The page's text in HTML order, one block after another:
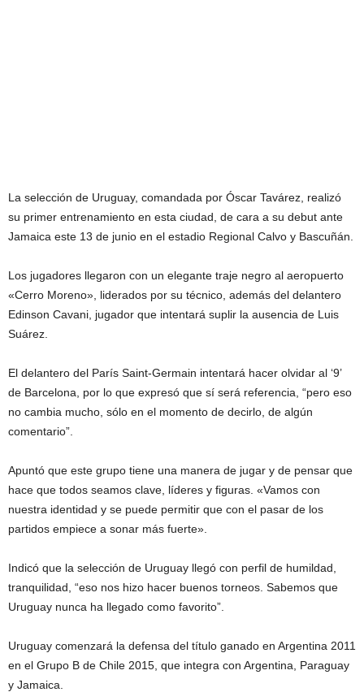
La selección de Uruguay, comandada por Óscar Tavárez, realizó
su primer entrenamiento en esta ciudad, de cara a su debut ante
Jamaica este 13 de junio en el estadio Regional Calvo y Bascuñán.
Los jugadores llegaron con un elegante traje negro al aeropuerto
«Cerro Moreno», liderados por su técnico, además del delantero
Edinson Cavani, jugador que intentará suplir la ausencia de Luis
Suárez.
El delantero del París Saint-Germain intentará hacer olvidar al ‘9’
de Barcelona, por lo que expresó que sí será referencia, “pero eso
no cambia mucho, sólo en el momento de decirlo, de algún
comentario”.
Apuntó que este grupo tiene una manera de jugar y de pensar que
hace que todos seamos clave, líderes y figuras. «Vamos con
nuestra identidad y se puede permitir que con el pasar de los
partidos empiece a sonar más fuerte».
Indicó que la selección de Uruguay llegó con perfil de humildad,
tranquilidad, “eso nos hizo hacer buenos torneos. Sabemos que
Uruguay nunca ha llegado como favorito”.
Uruguay comenzará la defensa del título ganado en Argentina 2011
en el Grupo B de Chile 2015, que integra con Argentina, Paraguay
y Jamaica.